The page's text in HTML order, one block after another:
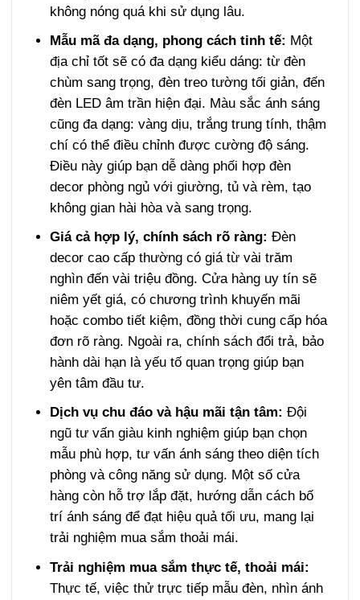
không nóng quá khi sử dụng lâu.
Mẫu mã đa dạng, phong cách tinh tế: Một
địa chỉ tốt sẽ có đa dạng kiểu dáng: từ đèn
chùm sang trọng, đèn treo tường tối giản, đến
đèn LED âm trần hiện đại. Màu sắc ánh sáng
cũng đa dạng: vàng dịu, trắng trung tính, thậm
chí có thể điều chỉnh được cường độ sáng.
Điều này giúp bạn dễ dàng phối hợp đèn
decor phòng ngủ với giường, tủ và rèm, tạo
không gian hài hòa và sang trọng.
Giá cả hợp lý, chính sách rõ ràng: Đèn
decor cao cấp thường có giá từ vài trăm
nghìn đến vài triệu đồng. Cửa hàng uy tín sẽ
niêm yết giá, có chương trình khuyến mãi
hoặc combo tiết kiệm, đồng thời cung cấp hóa
đơn rõ ràng. Ngoài ra, chính sách đổi trả, bảo
hành dài hạn là yếu tố quan trọng giúp bạn
yên tâm đầu tư.
Dịch vụ chu đáo và hậu mãi tận tâm: Đội
ngũ tư vấn giàu kinh nghiệm giúp bạn chọn
mẫu phù hợp, tư vấn ánh sáng theo diện tích
phòng và công năng sử dụng. Một số cửa
hàng còn hỗ trợ lắp đặt, hướng dẫn cách bố
trí ánh sáng để đạt hiệu quả tối ưu, mang lại
trải nghiệm mua sắm thoải mái.
Trải nghiệm mua sắm thực tế, thoải mái:
Thực tế, việc thử trực tiếp mẫu đèn, nhìn ánh